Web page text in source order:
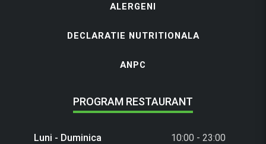
ALERGENI
DECLARATIE NUTRITIONALA
ANPC
PROGRAM RESTAURANT
Luni - Duminica 10:00 - 23:00